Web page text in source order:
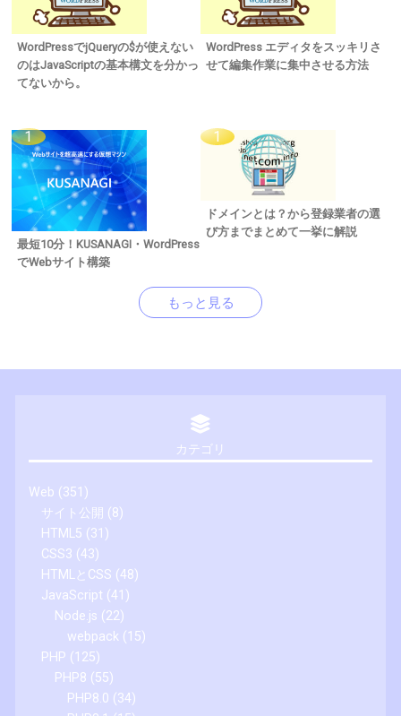
WordPressでjQueryの$が使えない
のはJavaScriptの基本構文を分かっ
てないから。
WordPress エディタをスッキリさ
せて編集作業に集中させる方法
最短10分！KUSANAGI・WordPress
でWebサイト構築
ドメインとは？から登録業者の選
び方までまとめて一挙に解説
もっと見る
カテゴリ
Web (351)
サイト公開 (8)
HTML5 (31)
CSS3 (43)
HTMLとCSS (48)
JavaScript (41)
Node.js (22)
webpack (15)
PHP (125)
PHP8 (55)
PHP8.0 (34)